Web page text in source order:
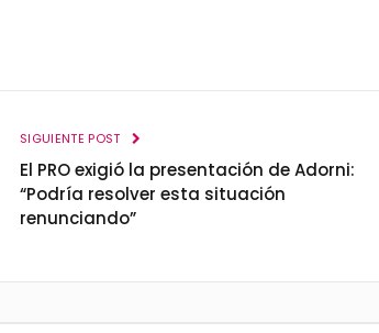
SIGUIENTE POST
El PRO exigió la presentación de Adorni:
“Podría resolver esta situación
renunciando”